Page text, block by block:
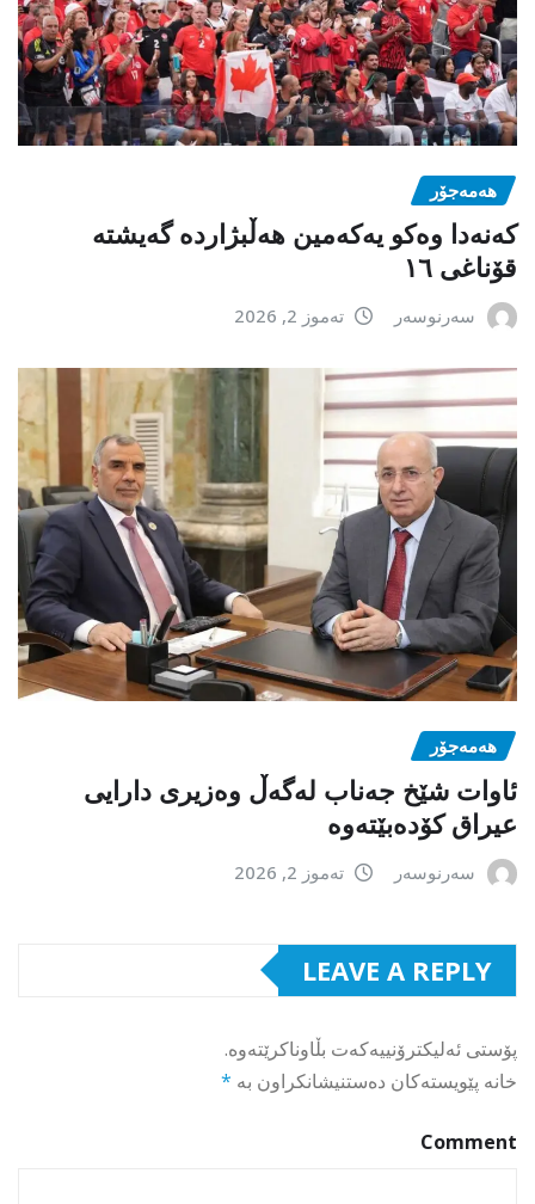
هەمەجۆر
کەنەدا وەکو یەکەمین ھەڵبژاردە گەیشتە
قۆناغی ١٦
سەرنوسەر تەموز 2, 2026
هەمەجۆر
ئاوات شێخ جەناب لەگەڵ وەزیری دارایی
عیراق کۆدەبێتەوە
سەرنوسەر تەموز 2, 2026
LEAVE A REPLY
پۆستی ئەلیکترۆنییەکەت بڵاوناکرێتەوە.
خانە پێویستەکان دەستنیشانکراون بە *
Comment